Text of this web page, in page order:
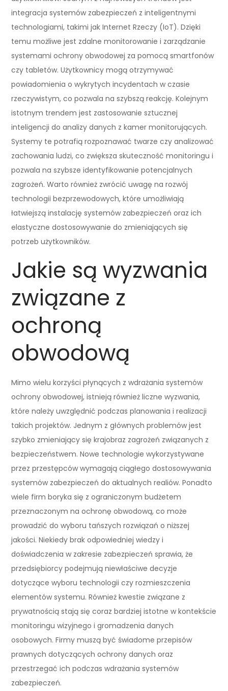
integracja systemów zabezpieczeń z inteligentnymi
technologiami, takimi jak Internet Rzeczy (IoT). Dzięki
temu możliwe jest zdalne monitorowanie i zarządzanie
systemami ochrony obwodowej za pomocą smartfonów
czy tabletów. Użytkownicy mogą otrzymywać
powiadomienia o wykrytych incydentach w czasie
rzeczywistym, co pozwala na szybszą reakcję. Kolejnym
istotnym trendem jest zastosowanie sztucznej
inteligencji do analizy danych z kamer monitorujących.
Systemy te potrafią rozpoznawać twarze czy analizować
zachowania ludzi, co zwiększa skuteczność monitoringu i
pozwala na szybsze identyfikowanie potencjalnych
zagrożeń. Warto również zwrócić uwagę na rozwój
technologii bezprzewodowych, które umożliwiają
łatwiejszą instalację systemów zabezpieczeń oraz ich
elastyczne dostosowywanie do zmieniających się
potrzeb użytkowników.
Jakie są wyzwania
związane z
ochroną
obwodową
Mimo wielu korzyści płynących z wdrażania systemów
ochrony obwodowej, istnieją również liczne wyzwania,
które należy uwzględnić podczas planowania i realizacji
takich projektów. Jednym z głównych problemów jest
szybko zmieniający się krajobraz zagrożeń związanych z
bezpieczeństwem. Nowe technologie wykorzystywane
przez przestępców wymagają ciągłego dostosowywania
systemów zabezpieczeń do aktualnych realiów. Ponadto
wiele firm boryka się z ograniczonym budżetem
przeznaczonym na ochronę obwodową, co może
prowadzić do wyboru tańszych rozwiązań o niższej
jakości. Niekiedy brak odpowiedniej wiedzy i
doświadczenia w zakresie zabezpieczeń sprawia, że
przedsiębiorcy podejmują niewłaściwe decyzje
dotyczące wyboru technologii czy rozmieszczenia
elementów systemu. Również kwestie związane z
prywatnością stają się coraz bardziej istotne w kontekście
monitoringu wizyjnego i gromadzenia danych
osobowych. Firmy muszą być świadome przepisów
prawnych dotyczących ochrony danych oraz
przestrzegać ich podczas wdrażania systemów
zabezpieczeń.